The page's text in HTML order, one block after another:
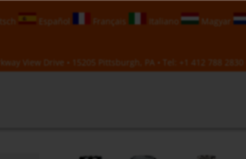
Español Français Italiano Magyar
View Drive • 15205 Pittsburgh, PA • Tel: +1 412 788 2830